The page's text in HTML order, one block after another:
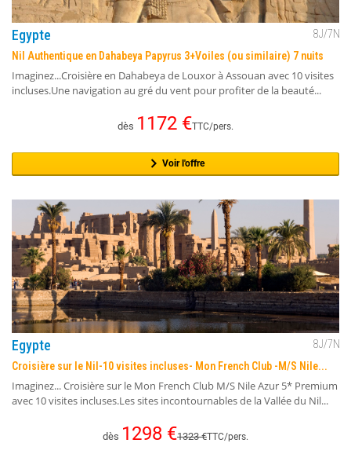
Egypte 8J/7N
Nil Authentique en Dahabeya Papyrus 3+Voiles (ou similaire) 7 nuits
Imaginez...Croisière en Dahabeya de Louxor à Assouan avec 10 visites
incluses.Une navigation au gré du vent pour profiter de la beauté...
dès 1172 €TTC/pers.
Voir l'offre
Egypte 8J/7N
Croisière sur le Nil-10 visites incluses- Mon French Club -M/S Nile...
Imaginez... Croisière sur le Mon French Club M/S Nile Azur 5* Premium
avec 10 visites incluses.Les sites incontournables de la Vallée du Nil...
dès 1298 €1323€TTC/pers.